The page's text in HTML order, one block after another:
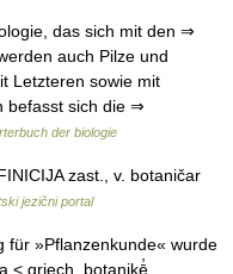
das sich mit den ⇒
auch Pilze und
Letzteren sowie mit
befasst sich die ⇒
der biologie
zast., v. botaničar
jezični portal
»Pflanzenkunde« wurde
< griech. botanikē̓